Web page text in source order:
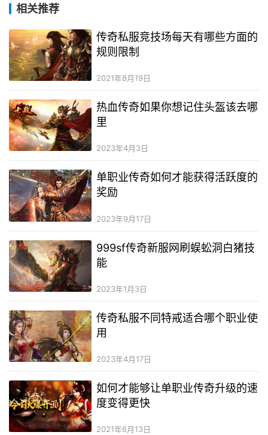
相关推荐
传奇私服竞技场每天有哪些方面的
规则限制
2021年8月19日
热血传奇如果你想记住头盔该去哪
里
2023年4月3日
单职业传奇如何才能获得活跃度的
奖励
2023年9月17日
999sf传奇新服网刷蜈蚣洞白猪技
能
2023年1月3日
传奇私服不同特戒适合哪个职业使
用
2023年4月17日
如何才能够让单职业传奇升级的速
度变得更快
2021年6月13日